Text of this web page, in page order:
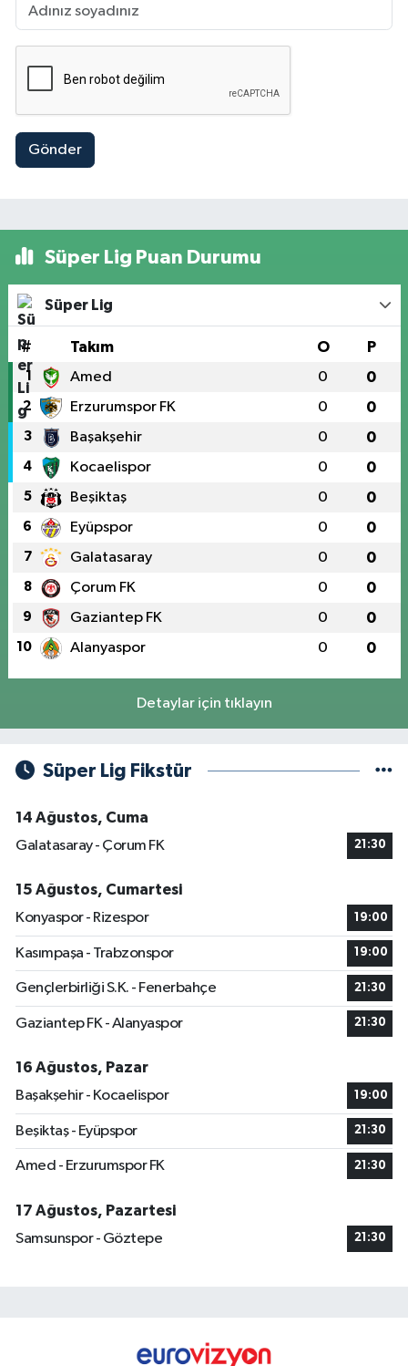
Gönder
Süper Lig Puan Durumu
Süper Lig
# Takım O P
1 Amed 0 0
2 Erzurumspor FK 0 0
3 Başakşehir 0 0
4 Kocaelispor 0 0
5 Beşiktaş 0 0
6 Eyüpspor 0 0
7 Galatasaray 0 0
8 Çorum FK 0 0
9 Gaziantep FK 0 0
10 Alanyaspor 0 0
Detaylar için tıklayın
Süper Lig Fikstür
14 Ağustos, Cuma
Galatasaray - Çorum FK
21:30
15 Ağustos, Cumartesi
Konyaspor - Rizespor
19:00
Kasımpaşa - Trabzonspor 19:00
Gençlerbirliği S.K. - Fenerbahçe 21:30
Gaziantep FK - Alanyaspor 21:30
16 Ağustos, Pazar
Başakşehir - Kocaelispor
19:00
Beşiktaş - Eyüpspor 21:30
Amed - Erzurumspor FK 21:30
17 Ağustos, Pazartesi
Samsunspor - Göztepe
21:30